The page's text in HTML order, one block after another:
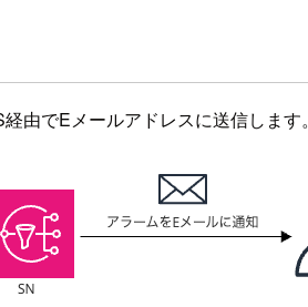
由でEメールアドレスに送信します。